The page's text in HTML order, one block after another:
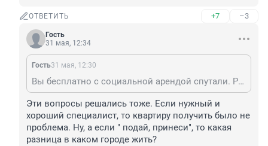
ОТВЕТИТЬ +7 –3
Гость
31 мая, 12:34
Гость31 мая, 12:30
Вы бесплатно с социальной арендой спутали. Решили сменить город и вашу квартиру государство забирает тем, кому нужнее.
Эти вопросы решались тоже. Если нужный и
хороший специалист, то квартиру получить было не
проблема. Ну, а если " подай, принеси", то какая
разница в каком городе жить?